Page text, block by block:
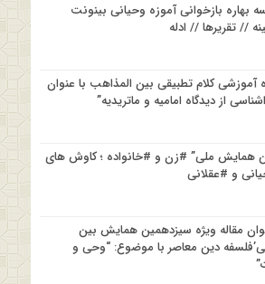
بهاره بازخوانی آموزه وحیانی بینونت
// تقریرها // ادله
آموزشی کلام تطبیقی بین المذاهب با عنوان
از دیدگاه امامیه و ماتریدیه”
همایش ملی” #زن و #خانواده ؛ کاوش های
و #عقلانی
مقاله ویژه سیزدهمین همایش بین
دین معاصر با موضوع: “وحی و